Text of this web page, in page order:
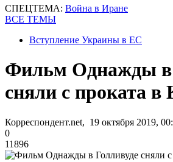
СПЕЦТЕМА: Война в Иране
ВСЕ ТЕМЫ
Вступление Украины в ЕС
Фильм Однажды в
сняли с проката в
Корреспондент.net, 19 октября 2019,
0
11896